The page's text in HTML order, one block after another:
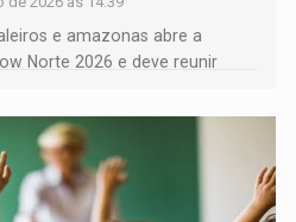
e amazonas abre a
Norte 2026 e deve reunir